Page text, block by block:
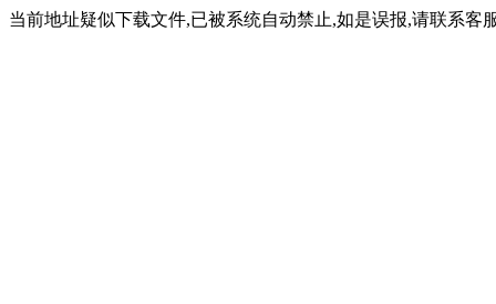
当前地址疑似下载文件,已被系统自动禁止,如是误报,请联系客